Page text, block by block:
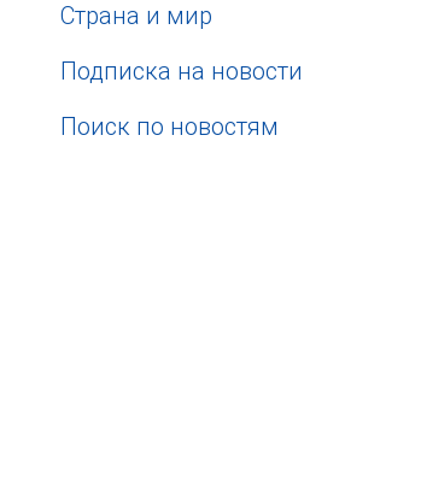
Страна и мир
Подписка на новости
Поиск по новостям